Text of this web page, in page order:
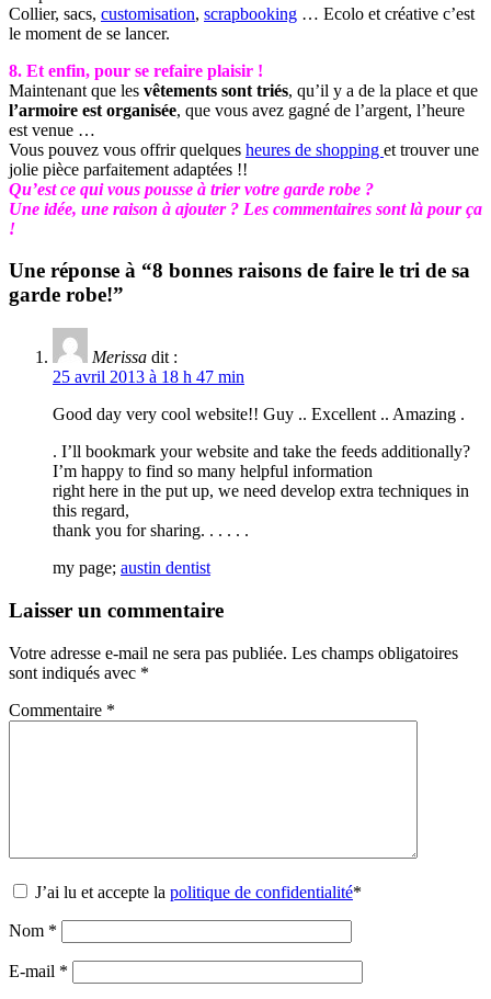
Collier, sacs, customisation, scrapbooking … Ecolo et créative c’est
le moment de se lancer.
8. Et enfin, pour se refaire plaisir !
Maintenant que les vêtements sont triés, qu’il y a de la place et que
l’armoire est organisée, que vous avez gagné de l’argent, l’heure
est venue …
Vous pouvez vous offrir quelques heures de shopping et trouver une
jolie pièce parfaitement adaptées !!
Qu’est ce qui vous pousse à trier votre garde robe ?
Une idée, une raison à ajouter ? Les commentaires sont là pour ça
!
Une réponse à “8 bonnes raisons de faire le tri de sa
garde robe!”
Merissa dit :
25 avril 2013 à 18 h 47 min
Good day very cool website!! Guy .. Excellent .. Amazing .
. I’ll bookmark your website and take the feeds additionally?
I’m happy to find so many helpful information
right here in the put up, we need develop extra techniques in
this regard,
thank you for sharing. . . . . .
my page; austin dentist
Laisser un commentaire
Votre adresse e-mail ne sera pas publiée. Les champs obligatoires
sont indiqués avec *
Commentaire *
J’ai lu et accepte la politique de confidentialité*
Nom *
E-mail *